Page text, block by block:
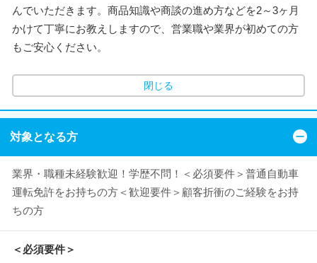
んでいただきます。商品知識や商談の進め方などを2～3ヶ月
かけて丁寧にお教えしますので、営業職や業界が初めての方
もご安心ください。
閉じる
対象となる方
業界・職種未経験歓迎！学歴不問！＜必須要件＞普通自動車
運転免許をお持ちの方＜歓迎要件＞顧客折衝のご経験をお持
ちの方
＜必須要件＞